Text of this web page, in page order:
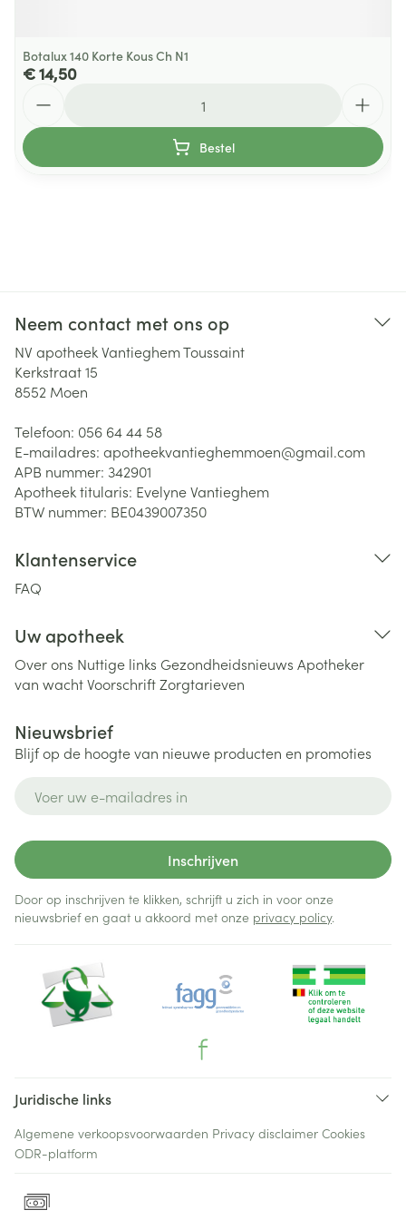
Botalux 140 Korte Kous Ch N1
€ 14,50
Bestel
Neem contact met ons op
NV apotheek Vantieghem Toussaint
Kerkstraat 15
8552 Moen
Telefoon: 056 64 44 58
E-mailadres: apotheekvantieghemmoen@gmail.com
APB nummer: 342901
Apotheek titularis: Evelyne Vantieghem
BTW nummer: BE0439007350
Klantenservice
FAQ
Uw apotheek
Over ons Nuttige links Gezondheidsnieuws Apotheker
van wachtVoorschriftZorgtarieven
Nieuwsbrief
Blijf op de hoogte van nieuwe producten en promoties
Inschrijven
Door op inschrijven te klikken, schrijft u zich in voor onze
nieuwsbrief en gaat u akkoord met onze privacy policy.
Juridische links
Algemene verkoopsvoorwaarden Privacy disclaimer Cookies
ODR-platform